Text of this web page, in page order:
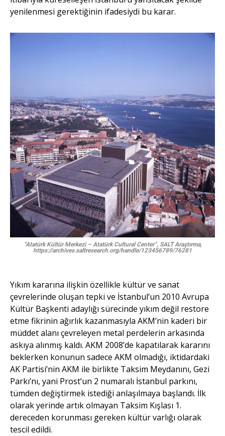
yenilenmesi gerektiğinin ifadesiydi bu karar.
“Atatürk Kültür Merkezi – Atatürk Cultural Center”, SALT Araştırma,
https://archives.saltresearch.org/handle/123456789/76281
Yıkım kararına ilişkin özellikle kültür ve sanat
çevrelerinde oluşan tepki ve İstanbul’un 2010 Avrupa
Kültür Başkenti adaylığı sürecinde yıkım değil restore
etme fikrinin ağırlık kazanmasıyla AKM’nin kaderi bir
müddet alanı çevreleyen metal perdelerin arkasında
askıya alınmış kaldı. AKM 2008’de kapatılarak kararını
beklerken konunun sadece AKM olmadığı, iktidardaki
AK Partisi’nin AKM ile birlikte Taksim Meydanını, Gezi
Parkı’nı, yani Prost’un 2 numaralı İstanbul parkını,
tümden değiştirmek istediği anlaşılmaya başlandı. İlk
olarak yerinde artık olmayan Taksim Kışlası 1.
dereceden korunması gereken kültür varlığı olarak
tescil edildi.